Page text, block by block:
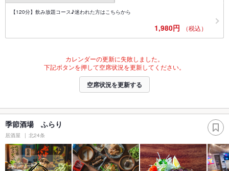
【120分】飲み放題コース♪迷われた方はこちらから
1,980円 （税込）
カレンダーの更新に失敗しました。
下記ボタンを押して空席状況を更新してください。
空席状況を更新する
季節酒場 ふらり
居酒屋 北24条